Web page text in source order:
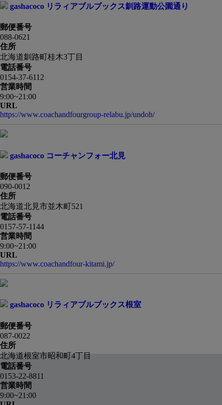
gashacoco リラィアブルブックス釧路運動公園通り
郵便番号
088-0621
住所
北海道釧路町桂木3丁目
電話番号
0154-37-6112
営業時間
9:00~21:00
URL
https://www.coachandfourgroup-relabu.jp/undoh/
gashacoco コーチャンフォー北見
郵便番号
090-0012
住所
北海道北見市並木町521
電話番号
0157-57-1144
営業時間
9:00~21:00
URL
https://www.coachandfour-kitami.jp/
gashacoco リラィアブルブックス根室
郵便番号
087-0022
住所
北海道根室市昭和町4丁目
電話番号
0153-22-8811
営業時間
9:00~21:00